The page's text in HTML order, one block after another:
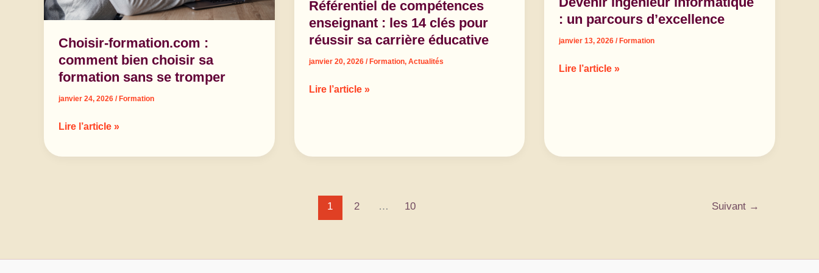
distance
Choisir-formation.com :
comment bien choisir sa
formation sans se tromper
janvier 24, 2026 / Formation
Choisir-
:
se
Lire l’article »
Référentiel de compétences
enseignant : les 14 clés pour
réussir sa carrière éducative
janvier 20, 2026 / Formation, Actualités
Référentiel
clés
pour
Lire l’article »
: un parcours d’excellence
janvier 13, 2026/Formation
Devenir
d’excellence
Lire l’article »
1 2 … 10 Suivant →